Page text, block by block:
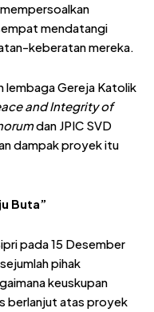
mendatangi
keberatan mereka.
lembaga Gereja Katolik
and Integrity of
dan JPIC SVD
dampak proyek itu
Buta”
pada 15 Desember
pihak
keuskupan
berlanjut atas proyek